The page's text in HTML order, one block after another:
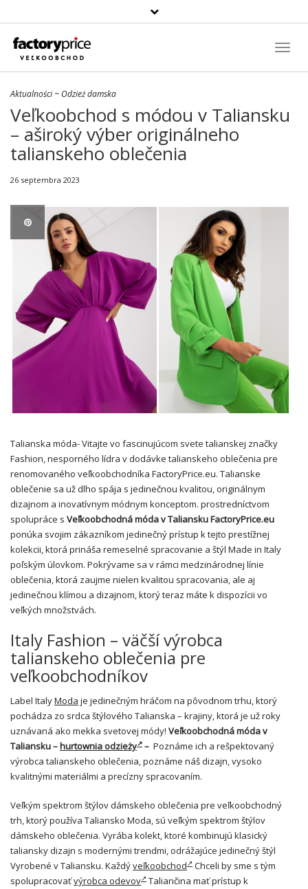
Szukaj
produktu
Aktualności~ Odzież damska
Veľkoobchod s módou v Taliansku
– aširoký výber originálneho
talianskeho oblečenia
26 septembra 2023
Talianska móda- Vitajte vo fascinujúcom svete talianskej značky
Fashion, nesporného lídra v dodávke talianskeho oblečenia pre
renomovaného veľkoobchodníka FactoryPrice.eu. Talianske
oblečenie sa už dlho spája s jedinečnou kvalitou, originálnym
dizajnom a inovatívnym módnym konceptom. prostredníctvom
spolupráce s Veľkoobchodná móda v TalianskuFactoryPrice.eu
ponúka svojim zákazníkom jedinečný prístup k tejto prestížnej
kolekcii, ktorá prináša remeselné spracovanie a štýl Made in Italy
poľským úlovkom. Pokrývame sa v rámci medzinárodnej línie
oblečenia, ktorá zaujme nielen kvalitou spracovania, ale aj
jedinečnou klímou a dizajnom, ktorý teraz máte k dispozícii vo
veľkých množstvách.
Italy Fashion – väčší výrobca
talianskeho oblečenia pre
veľkoobchodníkov
Label ItalyModa je jedinečným hráčom na pôvodnom trhu, ktorý
pochádza zo srdca štýlového Talianska – krajiny, ktorá je už roky
uznávaná ako mekka svetovej módy! Veľkoobchodná móda v
Taliansku –hurtownia odzieży – Poznáme ich a rešpektovaný
výrobca talianskeho oblečenia, poznáme náš dizajn, vysoko
kvalitnými materiálmi a precízny spracovaním.
Veľkým spektrom štýlov dámskeho oblečenia pre veľkoobchodný
trh, ktorý používa Taliansko Moda, sú veľkým spektrom štýlov
dámskeho oblečenia. Vyrába kolekt, ktoré kombinujú klasický
taliansky dizajn s modernými trendmi, odrážajúce jedinečný štýl
Vyrobené v Taliansku. Každýveľkoobchod
Chceli by sme s tým
spolupracovaťvýrobca odevov
Taliančina mať prístup k